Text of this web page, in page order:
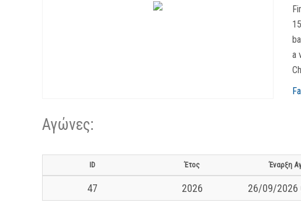
a
Αγώνες:
ID Έτος Έναρξη
47 2026 26/09/2026